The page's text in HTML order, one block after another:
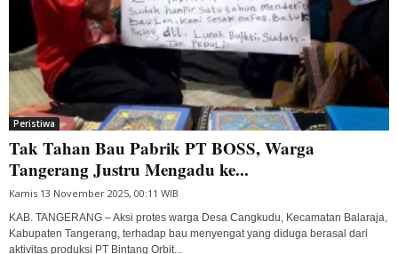
Peristiwa
Tak Tahan Bau Pabrik PT BOSS, Warga
Tangerang Justru Mengadu ke...
Kamis 13 November 2025, 00:11 WIB
KAB. TANGERANG – Aksi protes warga Desa Cangkudu, Kecamatan Balaraja,
Kabupaten Tangerang, terhadap bau menyengat yang diduga berasal dari
aktivitas produksi PT Bintang Orbit...